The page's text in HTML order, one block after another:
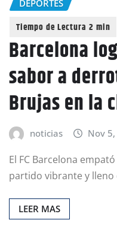
DEPORTES
Barcelona
sabor a
Brujas en la
noticias Nov
El FC Barcelona
partido vibrante y
LEER MAS